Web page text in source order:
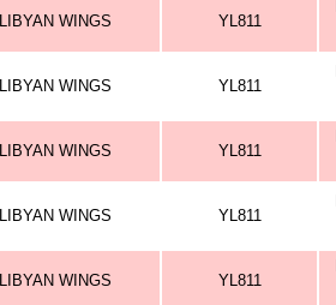
LIBYAN WINGS YL811
LIBYAN WINGS YL811
LIBYAN WINGS YL811
LIBYAN WINGS YL811
LIBYAN WINGS YL811